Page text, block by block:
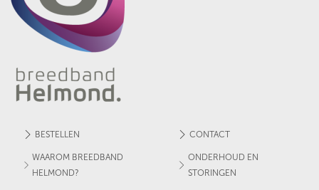
BESTELLEN
WAAROM BREEDBAND
HELMOND?
CONTACT
ONDERHOUD EN
STORINGEN